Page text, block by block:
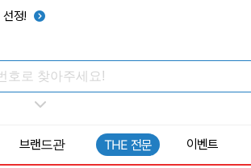
선정!
브랜드관 THE 전문 이벤트